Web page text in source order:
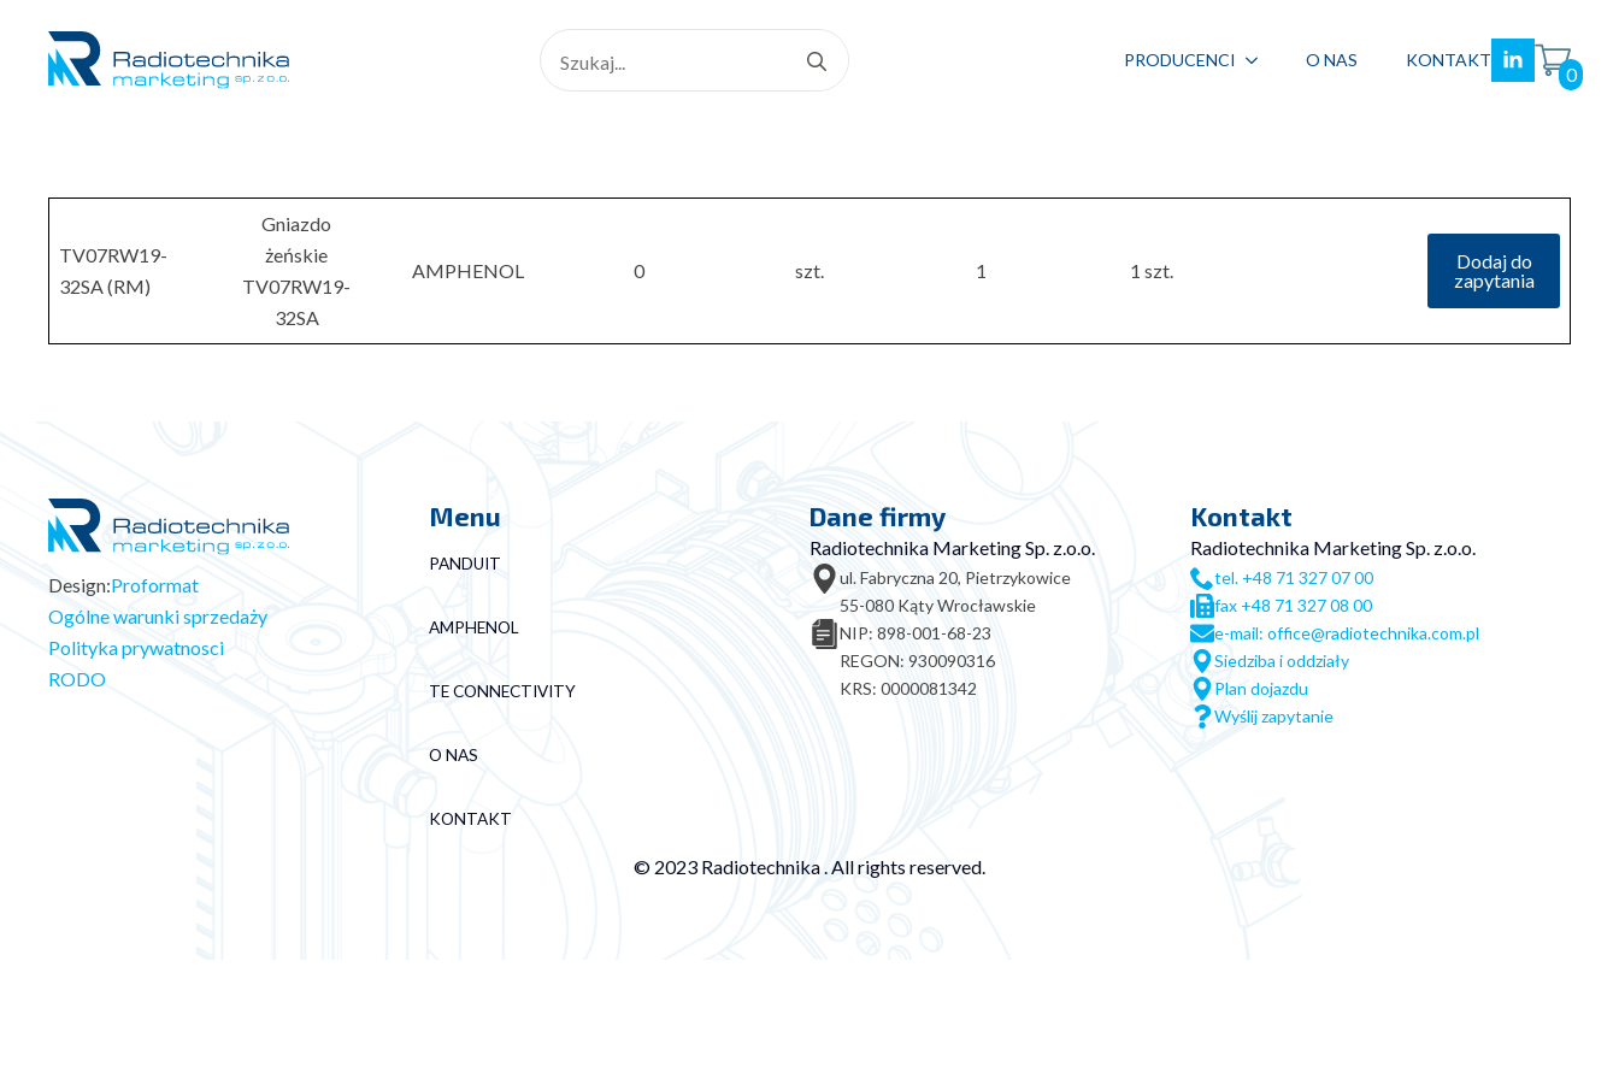
for:
PRODUCENCI O NAS KONTAKT
0
TV07RW19-
32SA (RM)
Gniazdo
żeńskie
TV07RW19-
32SA
AMPHENOL 0 szt. 1 1 szt.
Dodaj do
zapytania
Design:Proformat
Ogólne warunki sprzedaży
Polityka prywatnosci
RODO
Menu
PANDUIT
AMPHENOL
TE CONNECTIVITY
O NAS
KONTAKT
Dane firmy
Radiotechnika Marketing Sp. z.o.o.
ul. Fabryczna 20, Pietrzykowice
55-080 Kąty Wrocławskie
NIP: 898-001-68-23
REGON: 930090316
KRS: 0000081342
Kontakt
Radiotechnika Marketing Sp. z.o.o.
tel. +48 71 327 07 00
fax +48 71 327 08 00
e-mail: office@radiotechnika.com.pl
Siedziba i oddziały
Plan dojazdu
Wyślij zapytanie
© 2023 Radiotechnika . All rights reserved.